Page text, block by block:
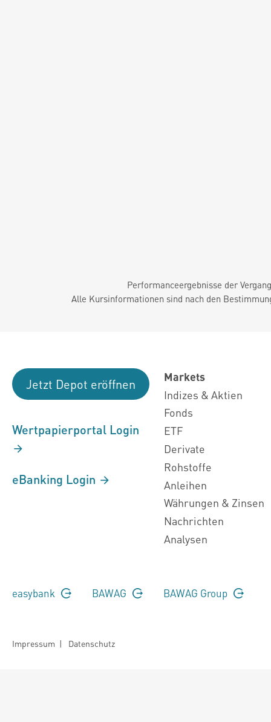
Performanceergebnisse der
Alle Kursinformationen sind nach den
Jetzt Depot eröffnen
Wertpapierportal Login
eBanking Login
Markets
Indizes & Aktien
Fonds
ETF
Derivate
Rohstoffe
Anleihen
Währungen & Zinsen
Nachrichten
Analysen
easybank BAWAG BAWAG Group
Impressum | Datenschutz